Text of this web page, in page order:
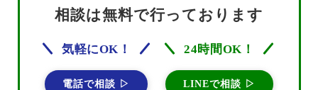
相談は無料で行っております
気軽にOK！
電話で相談 ▷
24時間OK！
LINEで相談 ▷